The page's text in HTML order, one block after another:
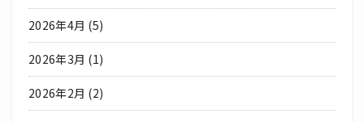
2026年4月 (5)
2026年3月 (1)
2026年2月 (2)